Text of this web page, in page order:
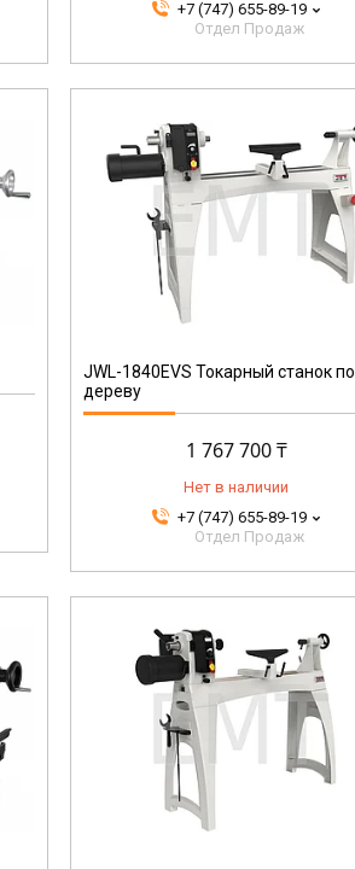
+7 (747) 655-89-19
Отдел Продаж
JWL-1840EVS Токарный станок по
дереву
1 767 700 ₸
Нет в наличии
+7 (747) 655-89-19
Отдел Продаж